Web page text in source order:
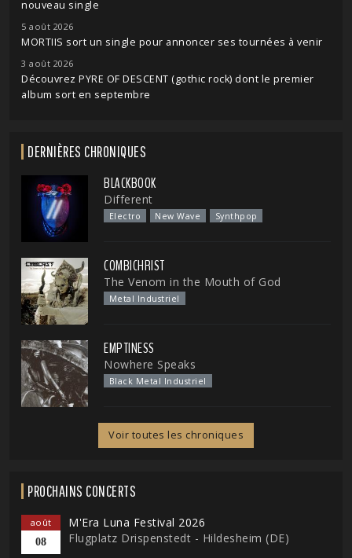
nouveau single
5 août 2026
MORTIIS sort un single pour annoncer ses tournées à venir
3 août 2026
Découvrez PYRE OF DESCENT (gothic rock) dont le premier
album sort en septembre
DERNIÈRES CHRONIQUES
BLACKBOOK
Different
Electro New Wave Synthpop
COMBICHRIST
The Venom in the Mouth of God
Metal Industriel
EMPTINESS
Nowhere Speaks
Black Metal Industriel
Voir toutes les chroniques
PROCHAINS CONCERTS
août
08
M'Era Luna Festival 2026
Flugplatz Drispenstedt - Hildesheim (DE)